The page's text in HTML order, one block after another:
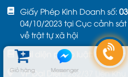
Giỏ hàng Messenger
Giấy Phép Kinh Doanh số:
04/10/2023 tại Cục cảnh
về trật tự xã hội
Đại diện pháp luật: Phạm
VP Đại Diện:262/37 Liên Khu